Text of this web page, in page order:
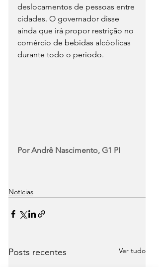
deslocamentos de pessoas entre
cidades. O governador disse
ainda que irá propor restrição no
comércio de bebidas alcóolicas
durante todo o período.
Por Andrê Nascimento, G1 PI
Notícias
Posts recentes Ver tudo